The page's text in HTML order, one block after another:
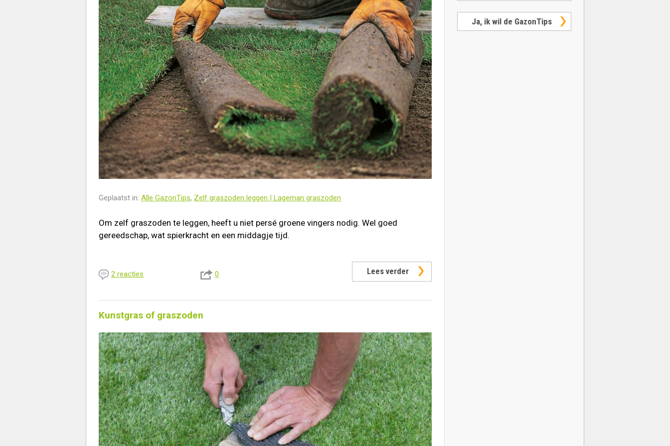
Geplaatst in: Alle GazonTips, Zelf graszoden leggen | Lageman graszoden
Om zelf graszoden te leggen, heeft u niet persé groene vingers nodig. Wel goed
gereedschap, wat spierkracht en een middagje tijd.
2 reacties 0 Lees verder
Kunstgras of graszoden
Ja, ik wil de GazonTips